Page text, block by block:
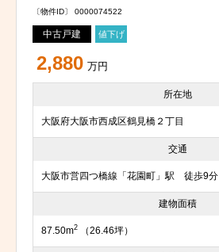
〔物件ID〕 0000074522
中古戸建 値下げ
2,880 万円
所在地
大阪府大阪市西成区鶴見橋２丁目
交通
大阪市営四つ橋線「花園町」駅 徒歩9分
建物面積
87.50m2 （26.46坪）